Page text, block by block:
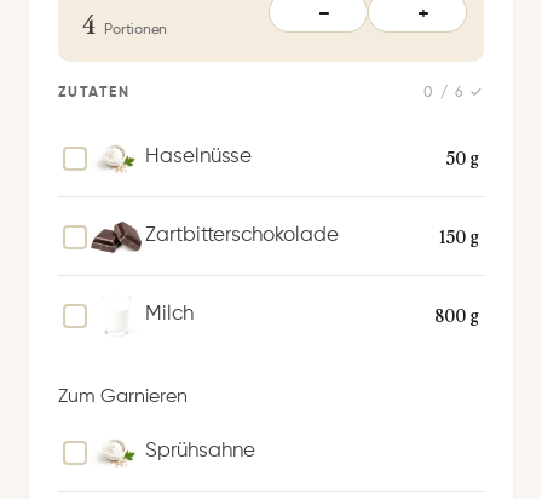
p
e
c
n
4 Portionen
− +
ZUTATEN 0 / 6 ✓
50 g
Haselnüsse
150 g
Zartbitterschokolade
800 g
Milch
Zum Garnieren
Sprühsahne